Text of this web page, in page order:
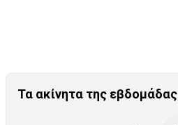
Τα ακίνητα της εβδομάδας